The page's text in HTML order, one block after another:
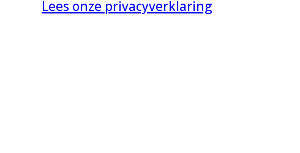
Lees onze privacyverklaring